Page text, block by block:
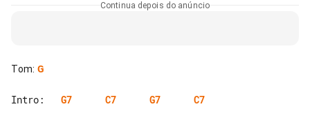
Continua depois do anúncio
Tom: G
Intro: G7 C7 G7 C7